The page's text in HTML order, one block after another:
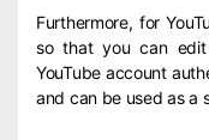
Furthermore, for
so that you can
YouTube account
and can be used as a